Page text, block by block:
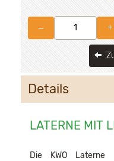
– +
Details
LATERNE MIT
Die KWO Laterne